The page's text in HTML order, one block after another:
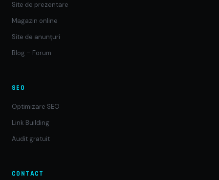
Site de prezentare
Magazin online
Site de anunțuri
Blog – Forum
SEO
Optimizare SEO
Link Building
Audit gratuit
CONTACT